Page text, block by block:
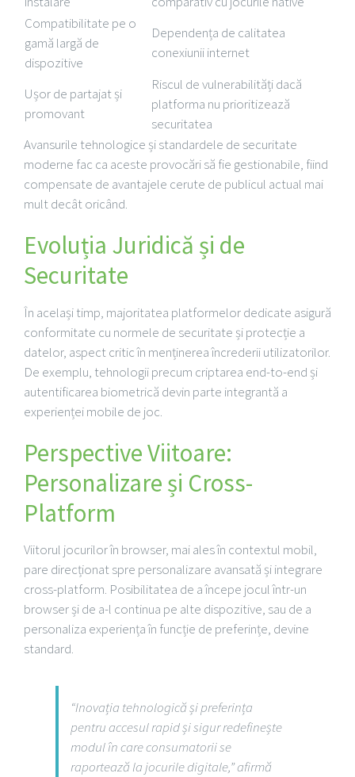
Compatibilitate pe o
gamă largă de
dispozitive
Dependența de calitatea
conexiunii internet
Ușor de partajat și
promovant
Riscul de vulnerabilități dacă
platforma nu prioritizează
securitatea
Avansurile tehnologice și standardele de securitate
moderne fac ca aceste provocări să fie gestionabile, fiind
compensate de avantajele cerute de publicul actual mai
mult decât oricând.
Evoluția Juridică și de
Securitate
În același timp, majoritatea platformelor dedicate asigură
conformitate cu normele de securitate și protecție a
datelor, aspect critic în menținerea încrederii utilizatorilor.
De exemplu, tehnologii precum criptarea end-to-end și
autentificarea biometrică devin parte integrantă a
experienței mobile de joc.
Perspective Viitoare:
Personalizare și Cross-
Platform
Viitorul jocurilor în browser, mai ales în contextul mobil,
pare direcționat spre personalizare avansată și integrare
cross-platform. Posibilitatea de a începe jocul într-un
browser și de a-l continua pe alte dispozitive, sau de a
personaliza experiența în funcție de preferințe, devine
standard.
“Inovația tehnologică și preferința
pentru accesul rapid și sigur redefinește
modul în care consumatorii se
raportează la jocurile digitale,” afirmă